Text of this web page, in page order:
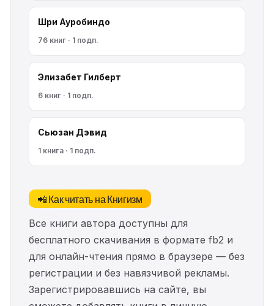
Шри Ауробиндо
76 книг · 1 подп.
Элизабет Гилберт
6 книг · 1 подп.
Сьюзан Дэвид
1 книга · 1 подп.
📲 Как читать на Книгизм
Все книги автора доступны для
бесплатного скачивания в формате fb2 и
для онлайн-чтения прямо в браузере — без
регистрации и без навязчивой рекламы.
Зарегистрировавшись на сайте, вы